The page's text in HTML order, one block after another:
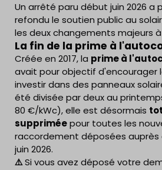
Un arrêté paru début juin 2026 a
refondu le soutien public au
les deux changements majeurs
La fin de la prime à
Créée en 2017, la prime à
avait pour objectif d'encourager
investir dans des panneaux
été divisée par deux au
80 €/kWc), elle est désormais
suppriméepour toutes les
raccordement déposées auprès
juin 2026.
⚠️Si vous avez déposé votre